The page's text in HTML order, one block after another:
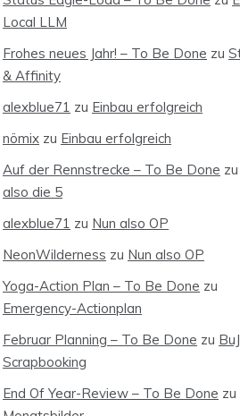
Local LLM
Frohes neues Jahr! – To Be Done zu
& Affinity
alexblue71 zu Einbau erfolgreich
nömix zu Einbau erfolgreich
Auf der Rennstrecke – To Be Done zu
also die 5
alexblue71 zu Nun also OP
NeonWilderness zu Nun also OP
Yoga-Action Plan – To Be Done zu
Emergency-Actionplan
Februar Planning – To Be Done zu
Scrapbooking
End Of Year-Review – To Be Done zu